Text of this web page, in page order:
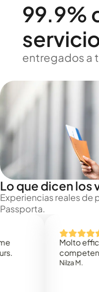
99.9%
entregados a
Lo que dicen los
Experiencias reales de
Passporta.
Molto efficace!
competenza!
Nilza M.